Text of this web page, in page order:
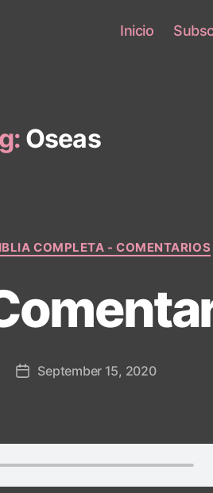
Inicio
Oseas
Categories
COMPLETA - COMENTARIOS
PostSeptember 15, 2020